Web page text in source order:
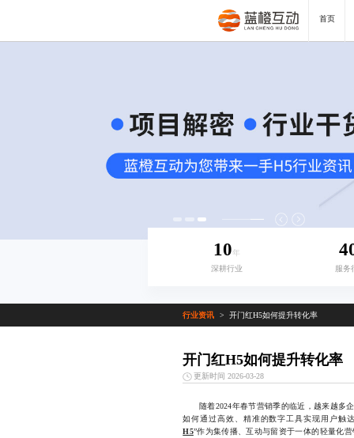
首页
10年
深耕行业
服务
行业资讯 > 开门红H5如何提升转化率
开门红H5如何提升转化率
更新时间 2026-03-28
随着2024年春节营销季的临近，越来越多企
如何通过高效、精准的数字工具实现用户触
H5”作为集传播、互动与留资于一体的轻量化